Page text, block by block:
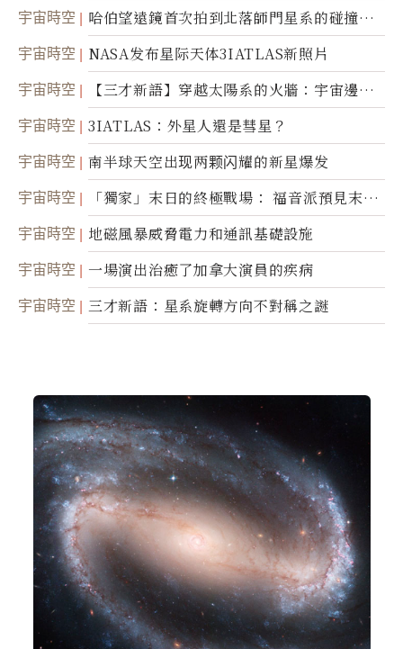
宇宙時空
哈伯望遠鏡首次拍到北落師門星系的碰撞與
爆炸
宇宙時空 NASA发布星际天体3IATLAS新照片
宇宙時空
【三才新語】穿越太陽系的火牆：宇宙邊界
新啟示
宇宙時空 3IATLAS：外星人還是彗星？
宇宙時空 南半球天空出现两颗闪耀的新星爆发
宇宙時空
「獨家」末日的終極戰場： 福音派預見末
世；希臘僧侶預言以色列的攻擊
宇宙時空 地磁風暴威脅電力和通訊基礎設施
宇宙時空 一場演出治癒了加拿大演員的疾病
宇宙時空 三才新語：星系旋轉方向不對稱之謎